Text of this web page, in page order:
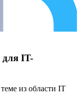
IT-
из области IT